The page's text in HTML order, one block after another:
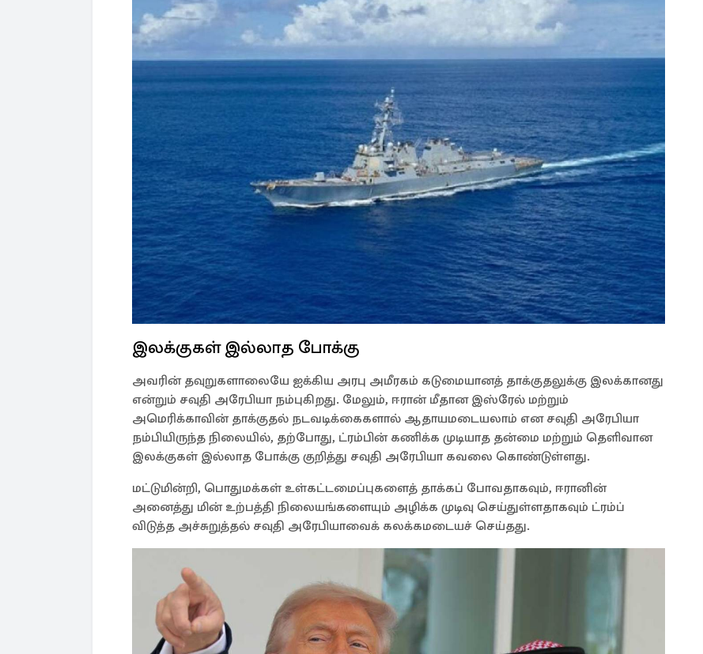
இலக்குகள் இல்லாத போக்கு
அவரின் தவுறுகளாலையே ஐக்கிய அரபு அமீரகம் கடுமையானத் தாக்குதலுக்கு இலக்கானது
என்றும் சவுதி அரேபியா நம்புகிறது. மேலும், ஈரான் மீதான இஸ்ரேல் மற்றும்
அமெரிக்காவின் தாக்குதல் நடவடிக்கைகளால் ஆதாயமடையலாம் என சவுதி அரேபியா
நம்பியிருந்த நிலையில், தற்போது, ​​ட்ரம்பின் கணிக்க முடியாத தன்மை மற்றும் தெளிவான
இலக்குகள் இல்லாத போக்கு குறித்து சவுதி அரேபியா கவலை கொண்டுள்ளது.
மட்டுமின்றி, பொதுமக்கள் உள்கட்டமைப்புகளைத் தாக்கப் போவதாகவும், ஈரானின்
அனைத்து மின் உற்பத்தி நிலையங்களையும் அழிக்க முடிவு செய்துள்ளதாகவும் ட்ரம்ப்
விடுத்த அச்சுறுத்தல் சவுதி அரேபியாவைக் கலக்கமடையச் செய்தது.